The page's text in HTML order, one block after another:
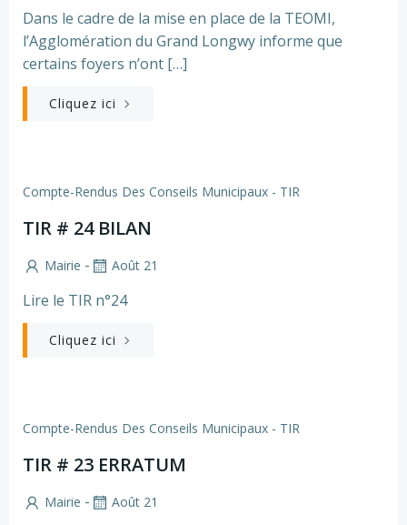
Dans le cadre de la mise en place de la TEOMI,
l’Agglomération du Grand Longwy informe que
certains foyers n’ont […]
Cliquez ici
Compte-Rendus Des Conseils Municipaux - TIR
TIR # 24 BILAN
Mairie - Août 21
Lire le TIR n°24
Cliquez ici
Compte-Rendus Des Conseils Municipaux - TIR
TIR # 23 ERRATUM
Mairie - Août 21